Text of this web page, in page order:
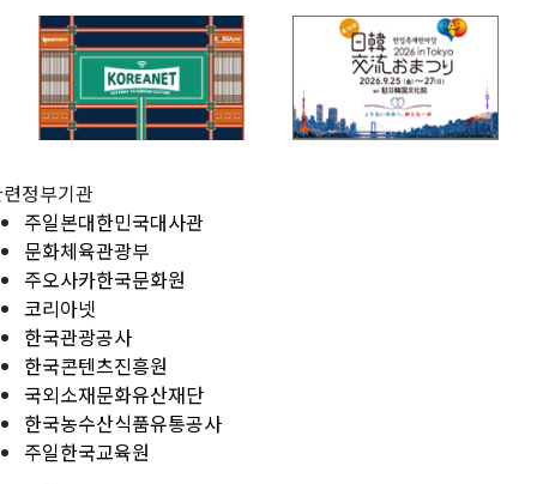
정부기관
주일본대한민국대사관
문화체육관광부
주오사카한국문화원
코리아넷
한국관광공사
한국콘텐츠진흥원
국외소재문화유산재단
한국농수산식품유통공사
주일한국교육원